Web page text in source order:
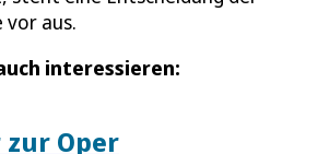
vor aus.
interessieren:
Oper